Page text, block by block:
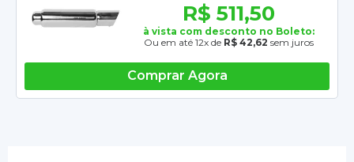
R$ 511,50
à vista com desconto no Boleto:
Ou em até 12x de R$ 42,62 sem juros
Comprar Agora